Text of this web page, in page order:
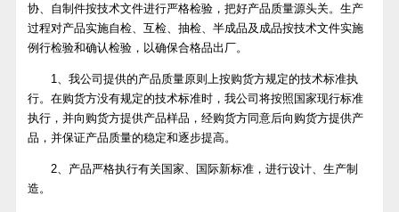
协、自制件按技术文件进行严格检验，把好产品质量源头关。生产
过程对产品实施自检、互检、抽检、半成品及成品按技术文件实施
例行检验和确认检验，以确保合格品出厂。
1、我公司提供的产品质量原则上按购货方规定的技术标准执
行。在购货方没有规定的技术标准时，我公司将按照国家现行标准
执行，并向购货方提供产品样品，经购货方同意后向购货方提供产
品，并保证产品质量的稳定和逐步提高。
2、产品严格执行有关国家、国际新标准，进行设计、生产制
造。